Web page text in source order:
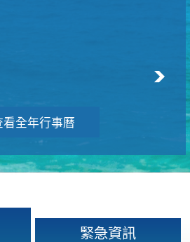
看全年行事曆
緊急資訊